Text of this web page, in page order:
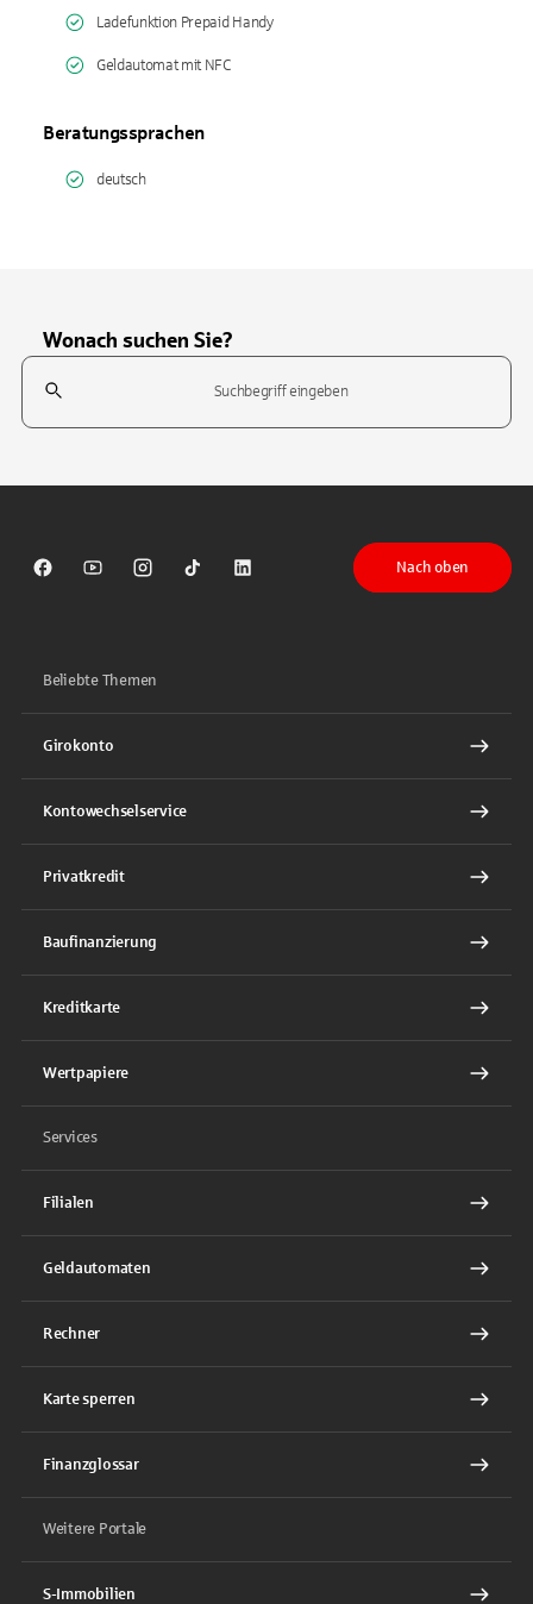
Ladefunktion Prepaid Handy
Geldautomat mit NFC
Beratungssprachen
deutsch
Wonach suchen Sie?
Suchfeld
Sparkasse auf Facebook
Sparkasse auf Youtube
Sparkasse auf Instagram
Sparkasse auf TikTok
Sparkasse auf LinkedIn
Nach oben
Beliebte Themen
Girokonto
Kontowechselservice
Privatkredit
Baufinanzierung
Kreditkarte
Wertpapiere
Services
Filialen
Geldautomaten
Rechner
Karte sperren
Finanzglossar
Weitere Portale
S-Immobilien